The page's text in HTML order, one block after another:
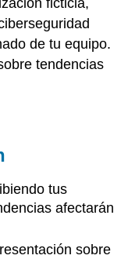
de tu equipo.
tendencias
tus
afectarán
sobre